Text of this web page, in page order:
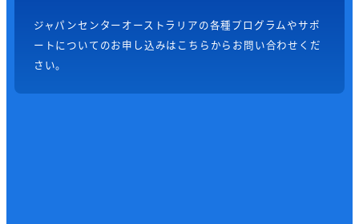
ジャパンセンターオーストラリアの各種プログラムやサポ
ートについてのお申し込みはこちらからお問い合わせくだ
さい。